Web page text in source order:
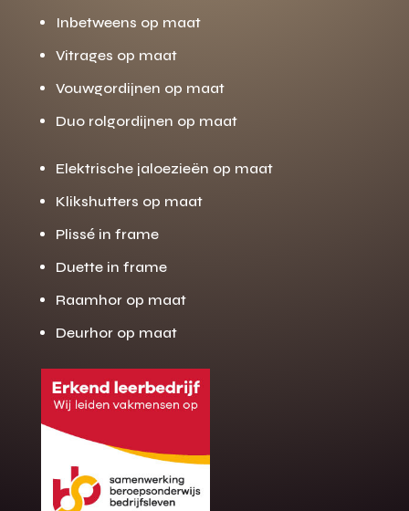
Gratis offerte
op maat?
Binnen 24 uur jouw gratis offerte
Inbetweens op maat
Vitrages op maat
Vouwgordijnen op maat
Duo rolgordijnen op maat
Elektrische jaloezieën op maat
Klikshutters op maat
Plissé in frame
Duette in frame
Raamhor op maat
Deurhor op maat